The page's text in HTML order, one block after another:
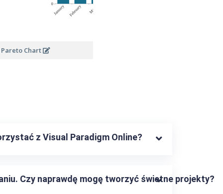
Pareto Chart
z Visual Paradigm Online?
Czy naprawdę mogę tworzyć świetne projekty?